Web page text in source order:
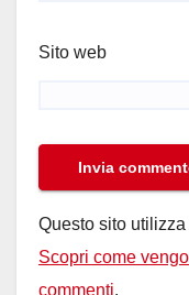
Sito web
Questo sito
Scopri come
commenti.